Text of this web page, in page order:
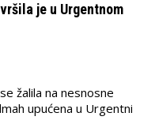
je u Urgentnom
žalila na nesnosne
upućena u Urgentni